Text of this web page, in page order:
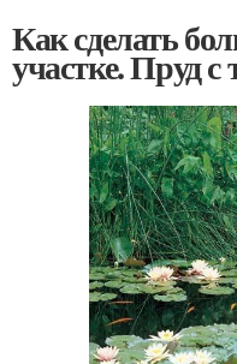
Как сделать
участке. Пруд с